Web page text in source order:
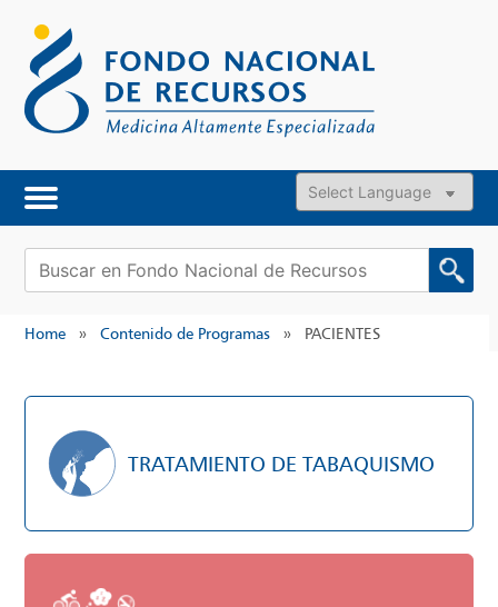
content
Powered by
Buscar:
Home » Contenido de Programas » PACIENTES
TRATAMIENTO DE TABAQUISMO